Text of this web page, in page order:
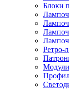
Блоки
Ретро-